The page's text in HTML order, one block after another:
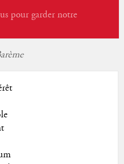
pour garder notre